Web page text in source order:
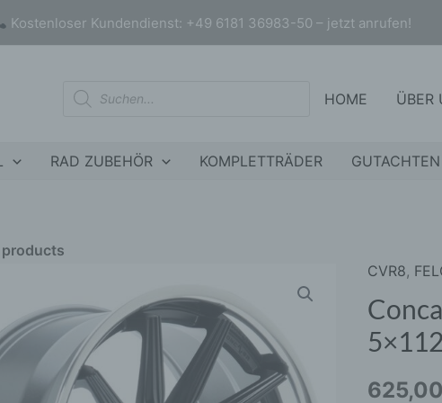
Kostenloser Kundendienst: +49 6181 36983-50 – jetzt anrufen!
Products
search
HOME ÜBER
RAD ZUBEHÖR KOMPLETTRÄDER
products
CVR8,
625,00
Concaver
CVR8
20x10
ET35
5x112